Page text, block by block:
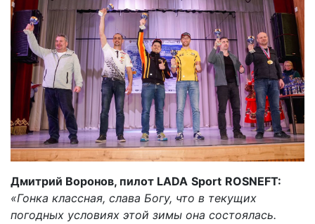
Дмитрий Воронов, пилот LADA Sport ROSNEFT:
«Гонка классная, слава Богу, что в текущих
погодных условиях этой зимы она состоялась.